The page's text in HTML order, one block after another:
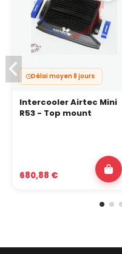
Délai moyen 8 jours
Intercooler Airtec Mini
R53 - Top mount
680,88 €